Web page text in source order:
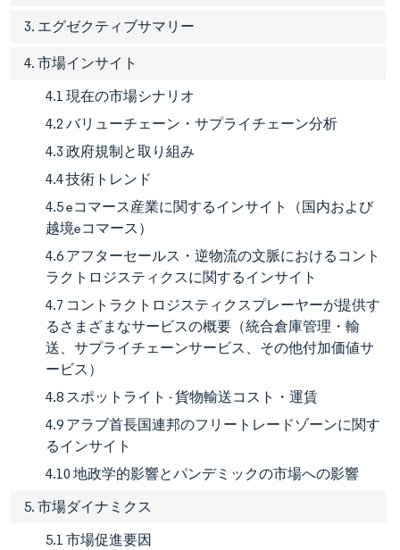
3. エグゼクティブサマリー
4. 市場インサイト
4.1 現在の市場シナリオ
4.2 バリューチェーン・サプライチェーン分析
4.3 政府規制と取り組み
4.4 技術トレンド
4.5 eコマース産業に関するインサイト（国内および
越境eコマース）
4.6 アフターセールス・逆物流の文脈におけるコント
ラクトロジスティクスに関するインサイト
4.7 コントラクトロジスティクスプレーヤーが提供す
るさまざまなサービスの概要（統合倉庫管理・輸
送、サプライチェーンサービス、その他付加価値サ
ービス）
4.8 スポットライト - 貨物輸送コスト・運賃
4.9 アラブ首長国連邦のフリートレードゾーンに関す
るインサイト
4.10 地政学的影響とパンデミックの市場への影響
5. 市場ダイナミクス
5.1 市場促進要因